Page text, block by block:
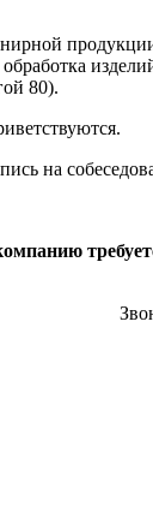
80).
на